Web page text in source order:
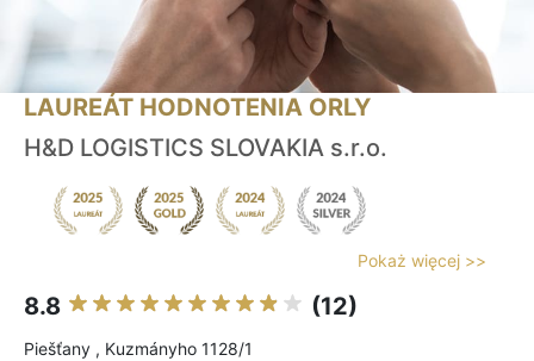
LAUREÁT HODNOTENIA ORLY
H&D LOGISTICS SLOVAKIA s.r.o.
Pokaż więcej >>
8.8 (12)
Piešťany , Kuzmányho 1128/1